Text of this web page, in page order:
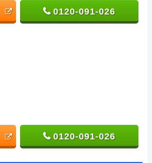
0120-091-026
0120-091-026